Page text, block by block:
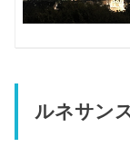
ルネサン